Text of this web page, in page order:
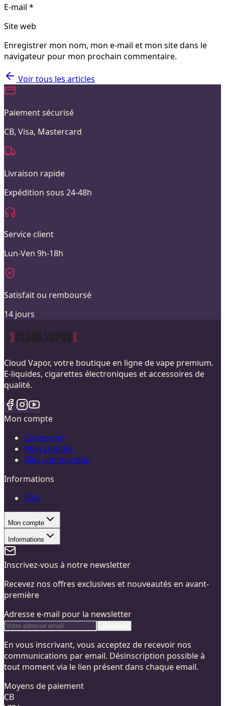
E-mail *
Site web
Enregistrer mon nom, mon e-mail et mon site dans le
navigateur pour mon prochain commentaire.
Voir tous les articles
Paiement sécurisé
CB, Visa, Mastercard
Livraison rapide
Expédition sous 24-48h
Service client
Lun-Ven 9h-18h
Satisfait ou remboursé
14 jours
Cloud Vapor, votre boutique en ligne de vape premium.
E-liquides, cigarettes électroniques et accessoires de
qualité.
Mon compte
Connexion
Mon compte
Mes commandes
Informations
FAQ
Mon compte
Informations
Inscrivez-vous à notre newsletter
Recevez nos offres exclusives et nouveautés en avant-
première
Adresse e-mail pour la newsletter
En vous inscrivant, vous acceptez de recevoir nos
communications par email. Désinscription possible à
tout moment via le lien présent dans chaque email.
Moyens de paiement
CB